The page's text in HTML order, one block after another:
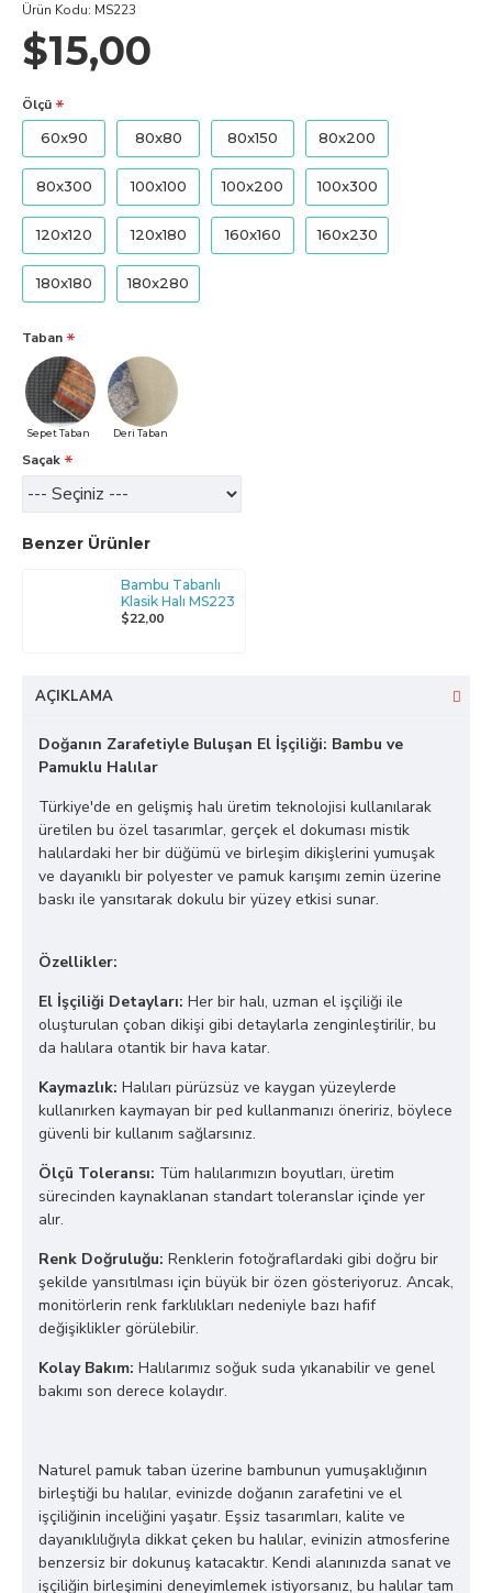
$15,00
Ürün Kodu: MS223
Ölçü
60x90
80x80 80x150 80x200
80x300 100x100 100x200 100x300
120x120 120x180 160x160 160x230
180x180 180x280
Taban
Sepet Taban Deri Taban
Saçak
Benzer Ürünler
Bambu Tabanlı
Klasik Halı MS223
$22,00
AÇIKLAMA
Doğanın Zarafetiyle Buluşan El İşçiliği: Bambu ve
Pamuklu Halılar
Türkiye'de en gelişmiş halı üretim teknolojisi kullanılarak
üretilen bu özel tasarımlar, gerçek el dokuması mistik
halılardaki her bir düğümü ve birleşim dikişlerini yumuşak
ve dayanıklı bir polyester ve pamuk karışımı zemin üzerine
baskı ile yansıtarak dokulu bir yüzey etkisi sunar.
Özellikler:
El İşçiliği Detayları: Her bir halı, uzman el işçiliği ile
oluşturulan çoban dikişi gibi detaylarla zenginleştirilir, bu
da halılara otantik bir hava katar.
Kaymazlık: Halıları pürüzsüz ve kaygan yüzeylerde
kullanırken kaymayan bir ped kullanmanızı öneririz, böylece
güvenli bir kullanım sağlarsınız.
Ölçü Toleransı: Tüm halılarımızın boyutları, üretim
sürecinden kaynaklanan standart toleranslar içinde yer
alır.
Renk Doğruluğu: Renklerin fotoğraflardaki gibi doğru bir
şekilde yansıtılması için büyük bir özen gösteriyoruz. Ancak,
monitörlerin renk farklılıkları nedeniyle bazı hafif
değişiklikler görülebilir.
Kolay Bakım: Halılarımız soğuk suda yıkanabilir ve genel
bakımı son derece kolaydır.
Naturel pamuk taban üzerine bambunun yumuşaklığının
birleştiği bu halılar, evinizde doğanın zarafetini ve el
işçiliğinin inceliğini yaşatır. Eşsiz tasarımları, kalite ve
dayanıklılığıyla dikkat çeken bu halılar, evinizin atmosferine
benzersiz bir dokunuş katacaktır. Kendi alanınızda sanat ve
işçiliğin birleşimini deneyimlemek istiyorsanız, bu halılar tam